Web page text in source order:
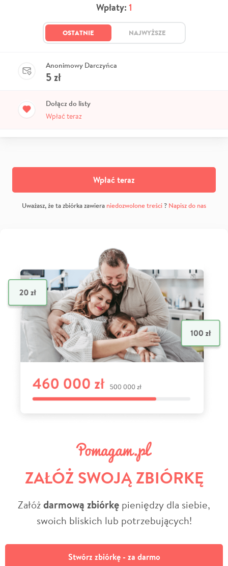
Wpłaty: 1
OSTATNIE NAJWYŻSZE
Anonimowy Darczyńca
5zł
Dołącz do listy
Wpłać teraz
Wpłać teraz
Uważasz, że ta zbiórka zawiera niedozwolone treści? Napisz do nas
ZAŁÓŻ SWOJĄ ZBIÓRKĘ
Załóżdarmową zbiórkę pieniędzy dla siebie,
swoich bliskich lub potrzebujących!
Stwórz zbiórkę - za darmo